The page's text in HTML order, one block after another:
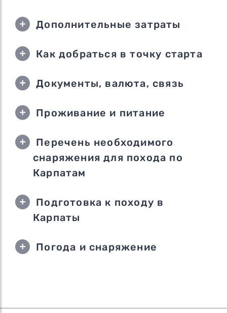
Дополнительные затраты
Как добраться в точку старта
Документы, валюта, связь
Проживание и питание
Перечень необходимого
снаряжения для похода по
Карпатам
Подготовка к походу в
Карпаты
Погода и снаряжение